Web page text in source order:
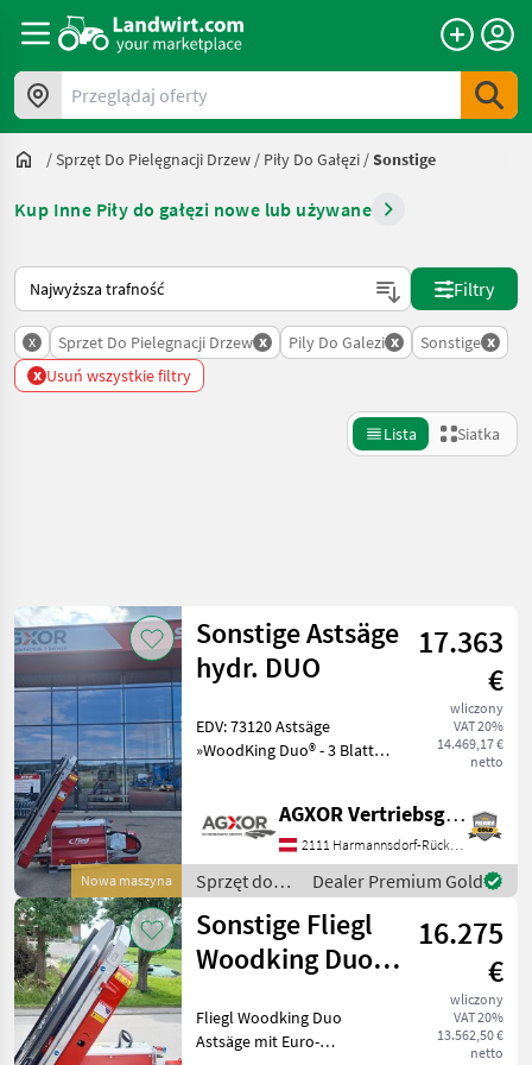
Przeglądaj oferty
/Sprzęt Do Pielęgnacji Drzew / Piły Do Gałęzi /Sonstige
Kup Inne Piły do gałęzi nowe lub używane
Tak sortuje się na Landwirt.com
Filtry
x Sprzet Do Pielegnacji Drzew x Pily Do Galezi x Sonstige x
x Usuń wszystkie filtry
Lista Siatka
Kategoria 4 Kraj Filtry
AKTUALNA
ŚCIEŻKA
technika
leśna
Sprzet Do
Pielegnacji
Drzew
Pily Do
Galezi
Sonstige
WYBIERZ
KATEGORIĘ
Sonstige
Zresetuj
Pokaż 14
wyników
Nowa maszyna
Sonstige Astsäge
hydr. DUO
17.363
€
wliczony
VAT 20%
14.469,17 €
netto
EDV: 73120 Astsäge
»WoodKing Duo® - 3 Blatt
einem Gerät. Beidseitige
Aufnahme möglich,
dadurch kann man die Ast
AGXOR Vertriebsgesellschaft Ost GmbH
2111 Harmannsdorf-Rückersdorf
Sprzęt do
pielęgnacji
drzew /
Sonstige
Dealer Premium Gold
Sonstige Fliegl
Woodking Duo
16.275
€
wliczony
VAT 20%
13.562,50 €
netto
Fliegl Woodking Duo
Astsäge mit Euro-